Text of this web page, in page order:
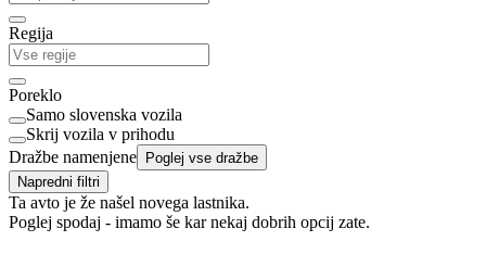
Regija
Poreklo
Samo slovenska vozila
Skrij vozila v prihodu
Dražbe namenjene Poglej vse dražbe
Napredni filtri
Ta avto je že našel novega lastnika.
Poglej spodaj - imamo še kar nekaj dobrih opcij zate.